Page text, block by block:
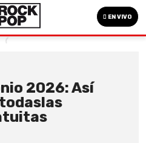
EN VIVO
2026: Así